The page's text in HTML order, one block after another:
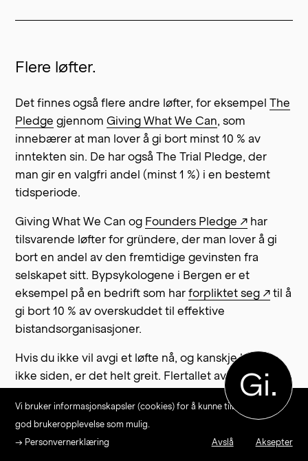
Gi.
Vi bruker informasjonskapsler (cookies) for å kunne tilby en så
god brukeropplevelse som mulig.
→ Personvernerklæring
Avslå Aksepter
Flere løfter.
Det finnes også flere andre løfter, for eksempelThe
Pledge gjennomGiving What We Can, som
innebærer at man lover å gi bort minst 10 % av
inntekten sin. De har også The Trial Pledge, der
man gir en valgfri andel (minst 1 %) i en bestemt
tidsperiode.
Giving What We Can og Founders Pledge ↗ har
tilsvarende løfter for gründere, der man lover å gi
bort en andel av den fremtidige gevinsten fra
selskapet sitt. Bypsykologene i Bergen er et
eksempel på en bedrift som harforpliktet seg ↗ til å
gi bort 10 % av overskuddet til effektive
bistandsorganisasjoner.
Hvis du ikke vil avgi et løfte nå, og kanskje heller
ikke siden, er det helt greit. Flertallet av Gi Effektivt
sine givere har ikke avlagt noe løfte, men deres
bidrag utretter ikke noe mindre av den grunn. Du
kan uansett gi når du vil og så mye du vil. Og husk:
det er viktigere å gi effektivt enn å gi mye.